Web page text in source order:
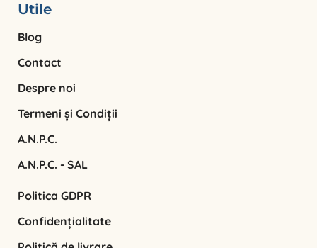
Utile
Blog
Contact
Despre noi
Termeni și Condiții
A.N.P.C.
A.N.P.C. - SAL
Politica GDPR
Confidențialitate